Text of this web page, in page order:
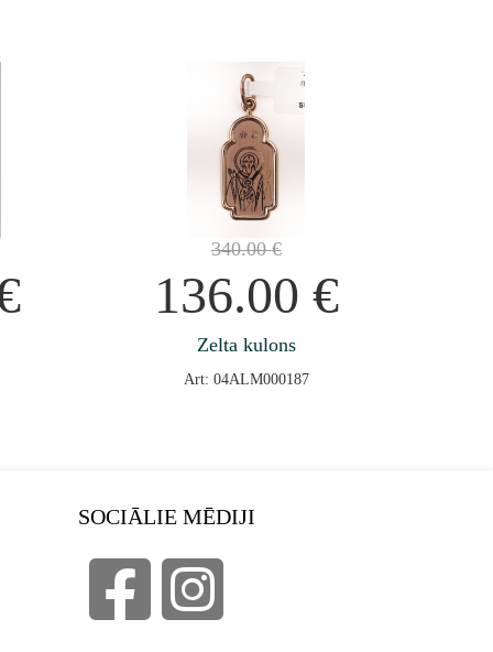
340.00€
136.00 €
Zelta kulons
Art: 04ALM000187
SOCIĀLIE MĒDIJI